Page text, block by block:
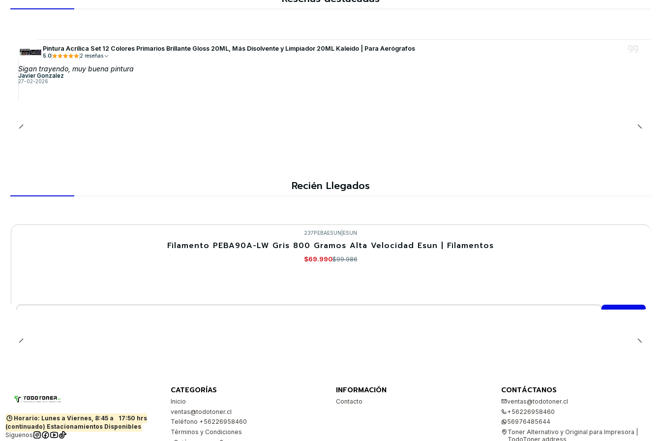
Pintura Acrílica Set 12 Colores Primarios Brillante Gloss 20ML, Más Disolvente y Limpiador 20ML Kaleido | Para Aerógrafos
5.0 2 reseñas
Sigan trayendo, muy buena pintura
Javier Gonzalez
27-02-2026
Recién Llegados
237PEBAESUN ESUN
Filamento PEBA90A-LW Gris 800 Gramos Alta Velocidad Esun | Filamentos
$69.990$99.986
🕒 Horario: Lunes a Viernes, 8:45 a
17:50 hrs
(continuado) Estacionamientos Disponibles
Síguenos
CATEGORÍAS
Inicio
ventas@todotoner.cl
Teléfono +56226958460
Términos y Condiciones
INFORMACIÓN
Contacto
CONTÁCTANOS
ventas@todotoner.cl
+56226958460
56976485644
Toner Alternativo y Original para Impresora |
TodoToner address